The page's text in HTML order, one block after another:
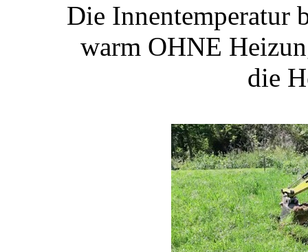
Die Innentemperatur
warm OHNE
die